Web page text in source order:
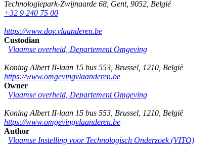
Technologiepark-Zwijnaarde 68 Gent, 9052 België
+32 9 240 75 00
https://www.dov.vlaanderen.be
Custodian
Vlaamse overheid, Departement Omgeving
Koning Albert II-laan 15 bus 553 Brussel 1210 België
https://www.omgevingvlaanderen.be
Owner
Vlaamse overheid, Departement Omgeving
Koning Albert II-laan 15 bus 553 Brussel 1210 België
https://www.omgevingvlaanderen.be
Author
Vlaamse Instelling voor Technologisch Onderzoek (VITO)